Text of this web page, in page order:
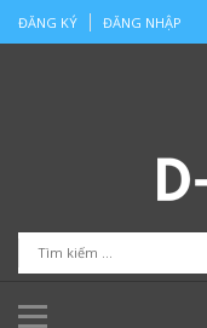
ĐĂNG KÝ ĐĂNG NHẬP